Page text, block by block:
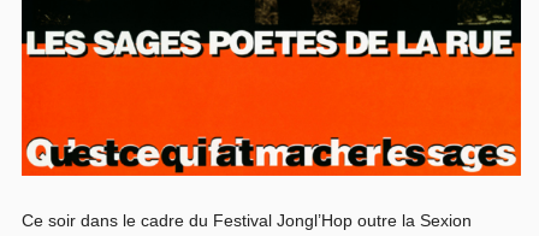
Ce soir dans le cadre du Festival Jongl’Hop outre la Sexion